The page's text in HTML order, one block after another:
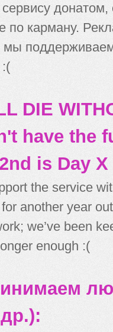
по карману.
мы
:(
DIE
have the
is Day X
the service
another year
we’ve been
enough :(